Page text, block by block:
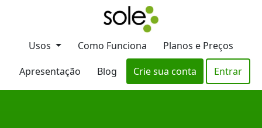
Usos Como Funciona
Planos e Preços
Apresentação
Blog Crie sua conta Entrar